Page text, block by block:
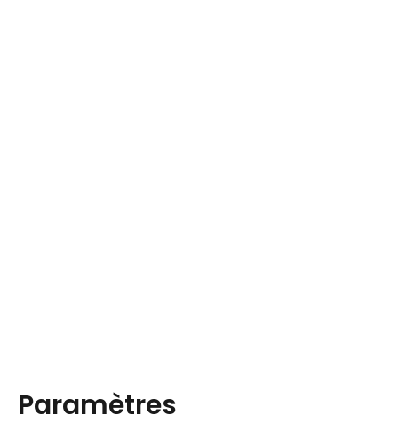
Paramètres